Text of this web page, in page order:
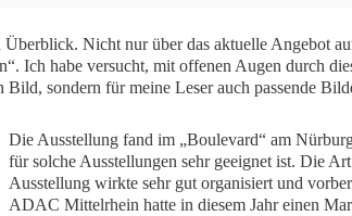
Nicht nur über das aktuelle Angebot
Ich habe versucht, mit offenen Augen durch
sondern für meine Leser auch passende
Die Ausstellung fand im „Boulevard“ am
für solche Ausstellungen sehr geeignet ist. Die
Ausstellung wirkte sehr gut organisiert und
ADAC Mittelrhein hatte in diesem Jahr einen